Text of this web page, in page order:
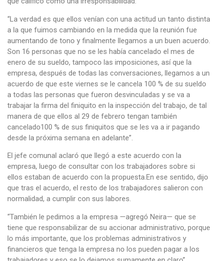
“La verdad es que ellos venían con una actitud un tanto distinta
a la que fuimos cambiando en la medida que la reunión fue
aumentando de tono y finalmente llegamos a un buen acuerdo.
Son 16 personas que no se les había cancelado el mes de
enero de su sueldo, tampoco las imposiciones, así que la
empresa, después de todas las conversaciones, llegamos a un
acuerdo de que este viernes se le cancela 100 % de su sueldo
a todas las personas que fueron desvinculadas y se va a
trabajar la firma del finiquito en la inspección del trabajo, de tal
manera de que ellos al 29 de febrero tengan también
cancelado100 % de sus finiquitos que se les va a ir pagando
desde la próxima semana en adelante”.
El jefe comunal aclaró que llegó a este acuerdo con la
empresa, luego de consultar con los trabajadores sobre si
ellos estaban de acuerdo con la propuesta.En ese sentido, dijo
que tras el acuerdo, el resto de los trabajadores salieron con
normalidad, a cumplir con sus labores.
“También le pedimos a la empresa —agregó Neira— que se
tiene que responsabilizar de su accionar administrativo, porque
lo más importante, que los problemas administrativos y
financieros que tenga la empresa no los pueden pagar a los